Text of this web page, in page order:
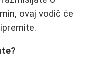
ovaj vodič će